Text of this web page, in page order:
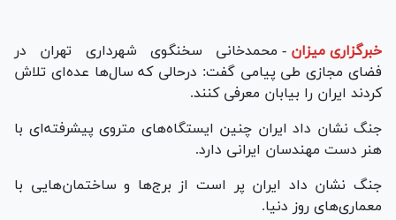
خبرگزاری میزان - محمدخانی سخنگوی شهرداری تهران در
فضای مجازی طی پیامی گفت: درحالی که سال‌ها عده‌ای تلاش
کردند ایران را بیابان معرفی کنند.
جنگ نشان داد ایران چنین ایستگاه‌های متروی پیشرفته‌ای با
هنر دست مهندسان ایرانی دارد.
جنگ نشان داد ایران پر است از برج‌ها و ساختمان‌هایی با
معماری‌های روز دنیا.